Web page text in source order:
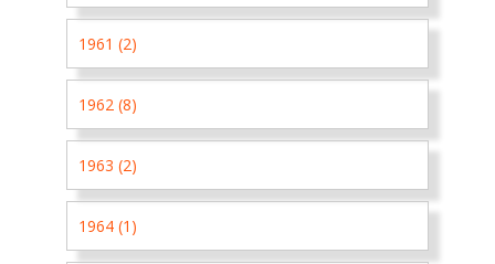
1961 (2)
1962 (8)
1963 (2)
1964 (1)